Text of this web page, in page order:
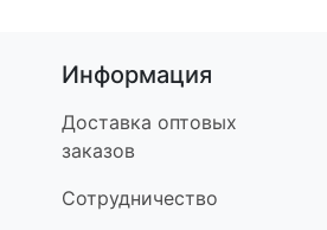
Информация
Доставка оптовых
заказов
Сотрудничество